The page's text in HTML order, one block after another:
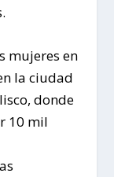
mujeres en
la ciudad
donde
10 mil